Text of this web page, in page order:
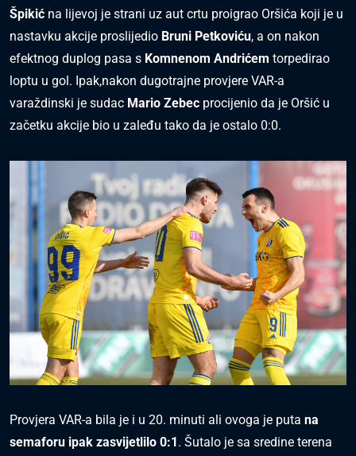
Špikić na lijevoj je strani uz aut crtu proigrao Oršića koji je u
nastavku akcije proslijedio Bruni Petkoviću, a on nakon
efektnog duplog pasa s Komnenom Andrićem torpedirao
loptu u gol. Ipak,nakon dugotrajne provjere VAR-a
varaždinski je sudac Mario Zebec procijenio da je Oršić u
začetku akcije bio u zaleđu tako da je ostalo 0:0.
Provjera VAR-a bila je i u 20. minuti ali ovoga je puta na
semaforu ipak zasvijetlilo 0:1 . Šutalo je sa sredine terena